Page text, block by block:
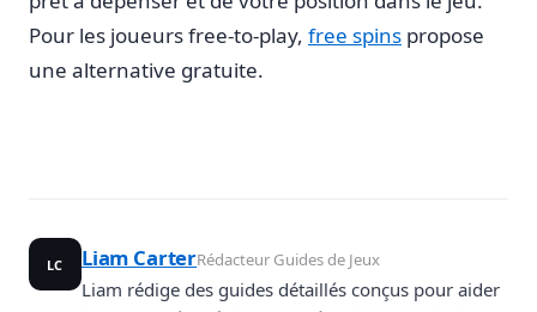
Pour les joueurs free-to-play, free spins propose
une alternative gratuite.
LC Liam CarterRédacteur Guides de Jeux
Liam rédige des guides détaillés conçus pour aider